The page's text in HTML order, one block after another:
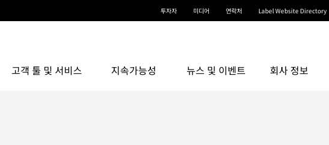
투자자 미디어 연락처 Label Website Directory
고객 툴 및 서비스 지속가능성 뉴스 및 이벤트 회사 정보